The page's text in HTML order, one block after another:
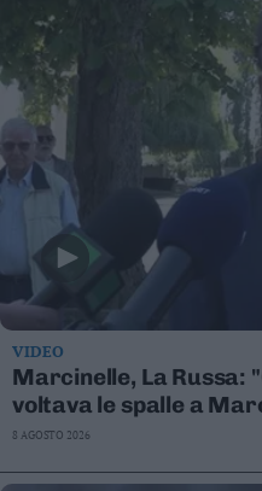
VIDEO
Marcinelle, La Russa:
voltava le spalle a
8 AGOSTO 2026